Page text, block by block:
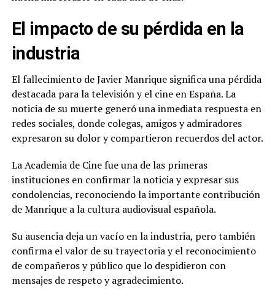
El impacto de su pérdida en la
industria
El fallecimiento de Javier Manrique significa una pérdida
destacada para la televisión y el cine en España. La
noticia de su muerte generó una inmediata respuesta en
redes sociales, donde colegas, amigos y admiradores
expresaron su dolor y compartieron recuerdos del actor.
La Academia de Cine fue una de las primeras
instituciones en confirmar la noticia y expresar sus
condolencias, reconociendo la importante contribución
de Manrique a la cultura audiovisual española.
Su ausencia deja un vacío en la industria, pero también
confirma el valor de su trayectoria y el reconocimiento
de compañeros y público que lo despidieron con
mensajes de respeto y agradecimiento.